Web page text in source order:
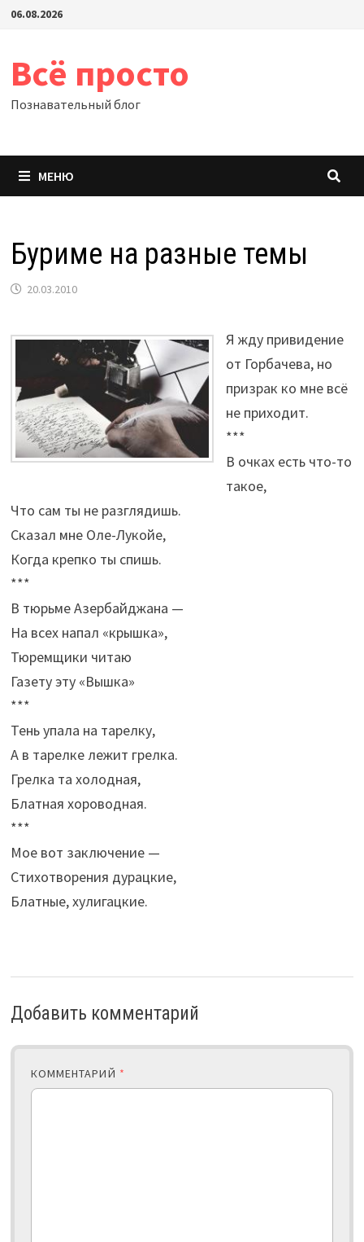
Перейти
06.08.2026
Всё просто
Познавательный блог
МЕНЮ
Буриме на разные темы
20.03.2010
Я жду привидение
от Горбачева, но
призрак ко мне всё
не приходит.
***
В очках есть что-то
такое,
Что сам ты не разглядишь.
Сказал мне Оле-Лукойе,
Когда крепко ты спишь.
***
В тюрьме Азербайджана —
На всех напал «крышка»,
Тюремщики читаю
Газету эту «Вышка»
***
Тень упала на тарелку,
А в тарелке лежит грелка.
Грелка та холодная,
Блатная хороводная.
***
Мое вот заключение —
Стихотворения дурацкие,
Блатные, хулигацкие.
Добавить комментарий
КОММЕНТАРИЙ *